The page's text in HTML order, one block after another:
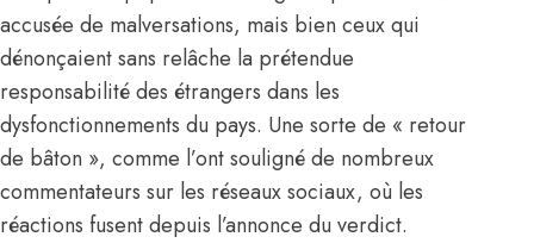
accusée de malversations, mais bien ceux qui
dénonçaient sans relâche la prétendue
responsabilité des étrangers dans les
dysfonctionnements du pays. Une sorte de « retour
de bâton », comme l’ont souligné de nombreux
commentateurs sur les réseaux sociaux, où les
réactions fusent depuis l’annonce du verdict.